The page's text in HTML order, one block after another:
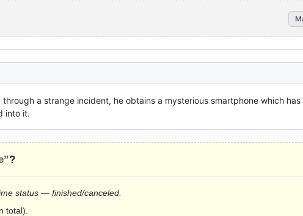
a strange incident, he obtains a mysterious smartphone which has
into it.
?
status — finished/canceled.
total).